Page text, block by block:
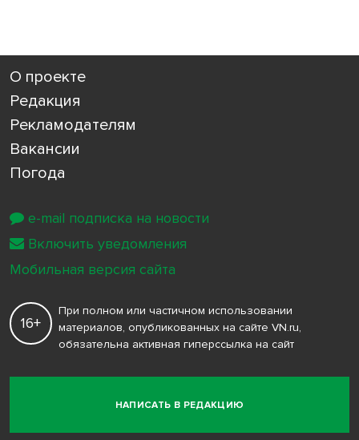
О проекте
Редакция
Рекламодателям
Вакансии
Погода
НАПИСАТЬ В РЕДАКЦИЮ
16+
При полном или частичном использовании
материалов, опубликованных на сайте VN.ru,
обязательна активная гиперссылка на сайт
e-mail подписка на новости
Включить уведомления
Мобильная версия сайта